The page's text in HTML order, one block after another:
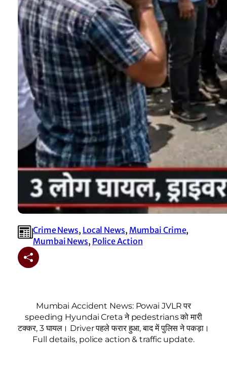
Crime News, Local News, Mumbai Crime
Mumbai News, Police Action
Mumbai Accident News: Powai JVLR पर
speeding Hyundai Creta ने pedestrians को मारी
टक्कर, 3 घायल। Driver पहले फरार हुआ, बाद में पुलिस ने पकड़ा।
Full details, police action & traffic update.